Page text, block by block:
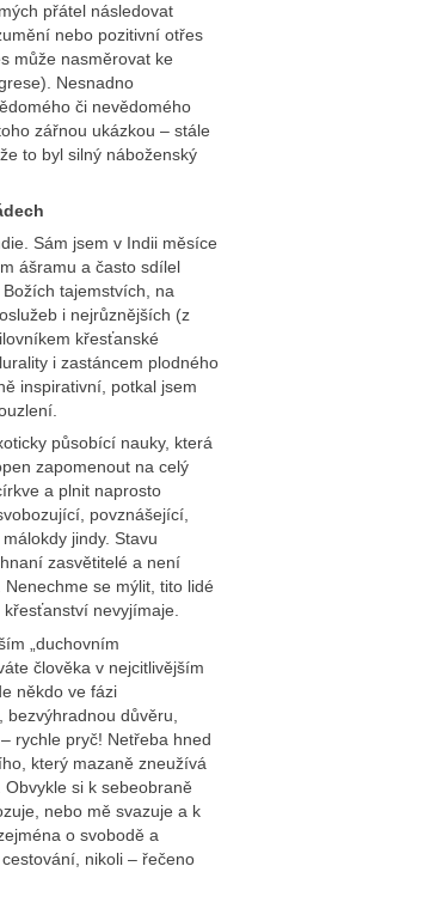
přátel následovat
nebo pozitivní otřes
může nasměrovat ke
Nesnadno
či nevědomého
zářnou ukázkou – stále
to byl silný náboženský
Sám jsem v Indii měsíce
ášramu a často sdílel
tajemstvích, na
i nejrůznějších (z
křesťanské
i zastáncem plodného
inspirativní, potkal jsem
působící nauky, která
zapomenout na celý
a plnit naprosto
povznášející,
jindy. Stavu
zasvětitelé a není
se mýlit, tito lidé
nevyjímaje.
„duchovním
člověka v nejcitlivějším
někdo ve fázi
důvěru,
rychle pryč! Netřeba hned
který mazaně zneužívá
si k sebeobraně
nebo mě svazuje a k
o svobodě a
nikoli – řečeno